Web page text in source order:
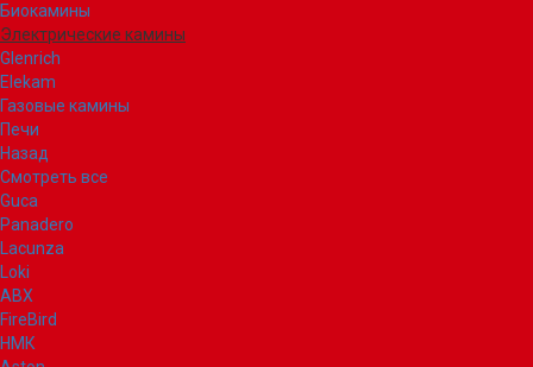
Биокамины
Электрические камины
Glenrich
Elekam
Газовые камины
Печи
Назад
Смотреть все
Guca
Panadero
Lacunza
Loki
ABX
FireBird
НМК